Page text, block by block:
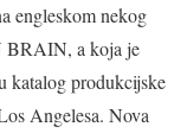
engleskom nekog
BRAIN, a koja je
katalog produkcijske
Angelesa. Nova